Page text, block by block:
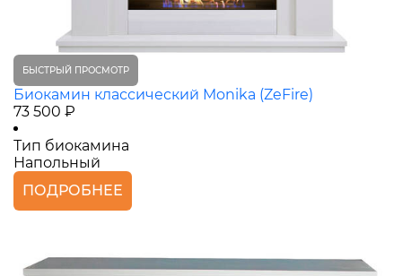
БЫСТРЫЙ ПРОСМОТР
Биокамин классический Monika (ZeFire)
73 500 ₽
Тип биокамина
Напольный
ПОДРОБНЕЕ